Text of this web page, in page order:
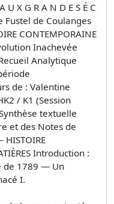
U X G R A N D E S É C
Fustel de Coulanges
CONTEMPORAINE
Inachevée
Analytique
de : Valentine
/ K1 (Session
textuelle
et des Notes de
Introduction :
de 1789 — Un
I.